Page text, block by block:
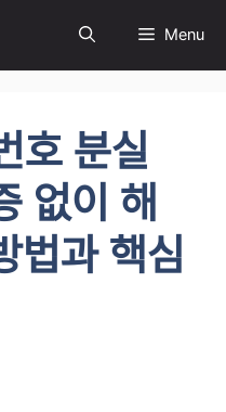
Menu
호 분실
없이 해
법과 핵심